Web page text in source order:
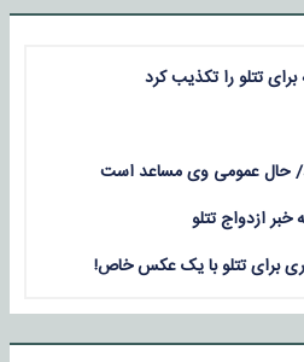
تتلو را تکذیب کرد
شد/ حال عمومی وی مساعد است
ازدواج تتلو
برای تتلو با یک عکس خاص!